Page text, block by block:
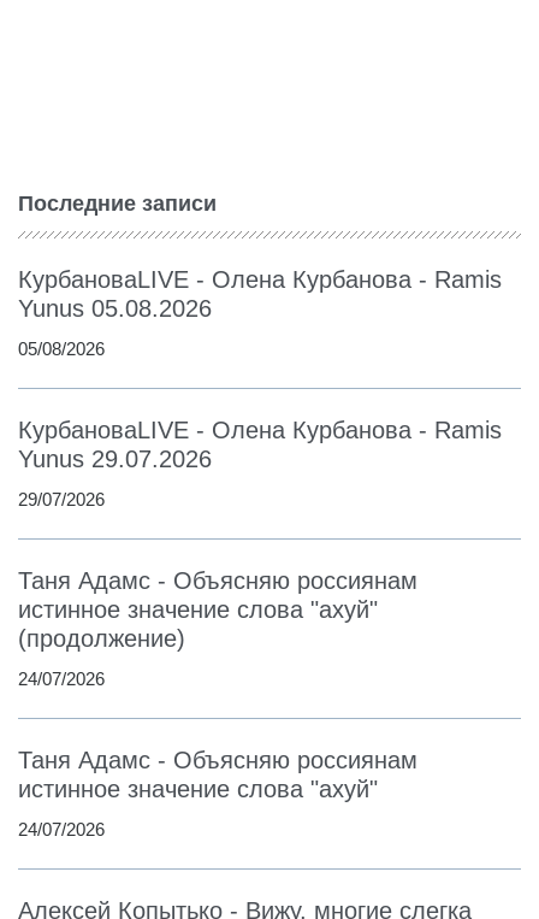
Последние записи
КурбановаLIVE - Олена Курбанова - Ramis
Yunus 05.08.2026
05/08/2026
КурбановаLIVE - Олена Курбанова - Ramis
Yunus 29.07.2026
29/07/2026
Таня Адамс - Объясняю россиянам
истинное значение слова "ахуй"
(продолжение)
24/07/2026
Таня Адамс - Объясняю россиянам
истинное значение слова "ахуй"
24/07/2026
Алексей Копытько - Вижу, многие слегка